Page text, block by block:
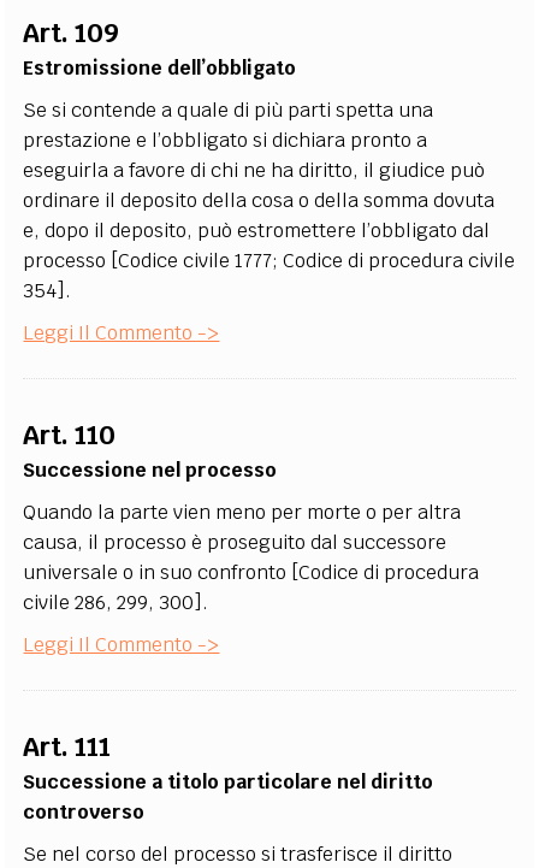
Art. 109
Estromissione dell’obbligato
Se si contende a quale di più parti spetta una
prestazione e l’obbligato si dichiara pronto a
eseguirla a favore di chi ne ha diritto, il giudice può
ordinare il deposito della cosa o della somma dovuta
e, dopo il deposito, può estromettere l’obbligato dal
processo [Codice civile 1777; Codice di procedura civile
354].
Leggi Il Commento ->
Art. 110
Successione nel processo
Quando la parte vien meno per morte o per altra
causa, il processo è proseguito dal successore
universale o in suo confronto [Codice di procedura
civile 286, 299, 300].
Leggi Il Commento ->
Art. 111
Successione a titolo particolare nel diritto
controverso
Se nel corso del processo si trasferisce il diritto